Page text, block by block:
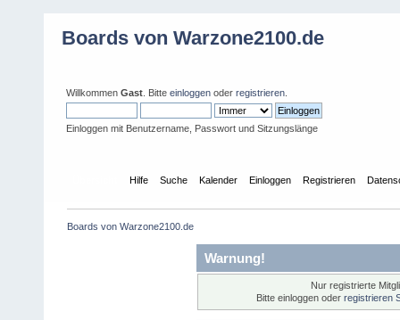
Boards von Warzone2100.de
Willkommen Gast . Bitte einloggen oder registrieren
Einloggen mit Benutzername, Passwort und Sitzungslänge
Hilfe Suche Kalender Einloggen Registrieren
Boards von Warzone2100.de
Warnung!
Nur registrierte
Bitte einloggen oder registrieren